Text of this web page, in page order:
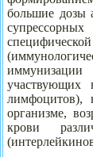
большие дозы
иммунизации
лимфоцитов),
организме,
крови